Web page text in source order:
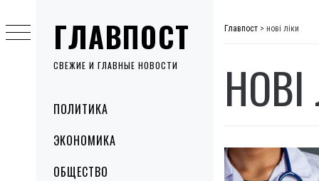
ГЛАВПОСТ
СВЕЖИЕ И ГЛАВНЫЕ НОВОСТИ
MenuПОЛИТИКА
ЭКОНОМИКА
ОБЩЕСТВО
to
content
Главпост > нові ліки